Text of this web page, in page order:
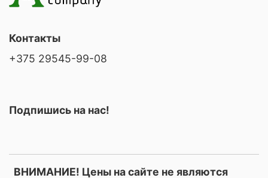
ВНИМАНИЕ! Цены на сайте не являются
Контакты
+375 29545-99-08
Подпишись на нас!